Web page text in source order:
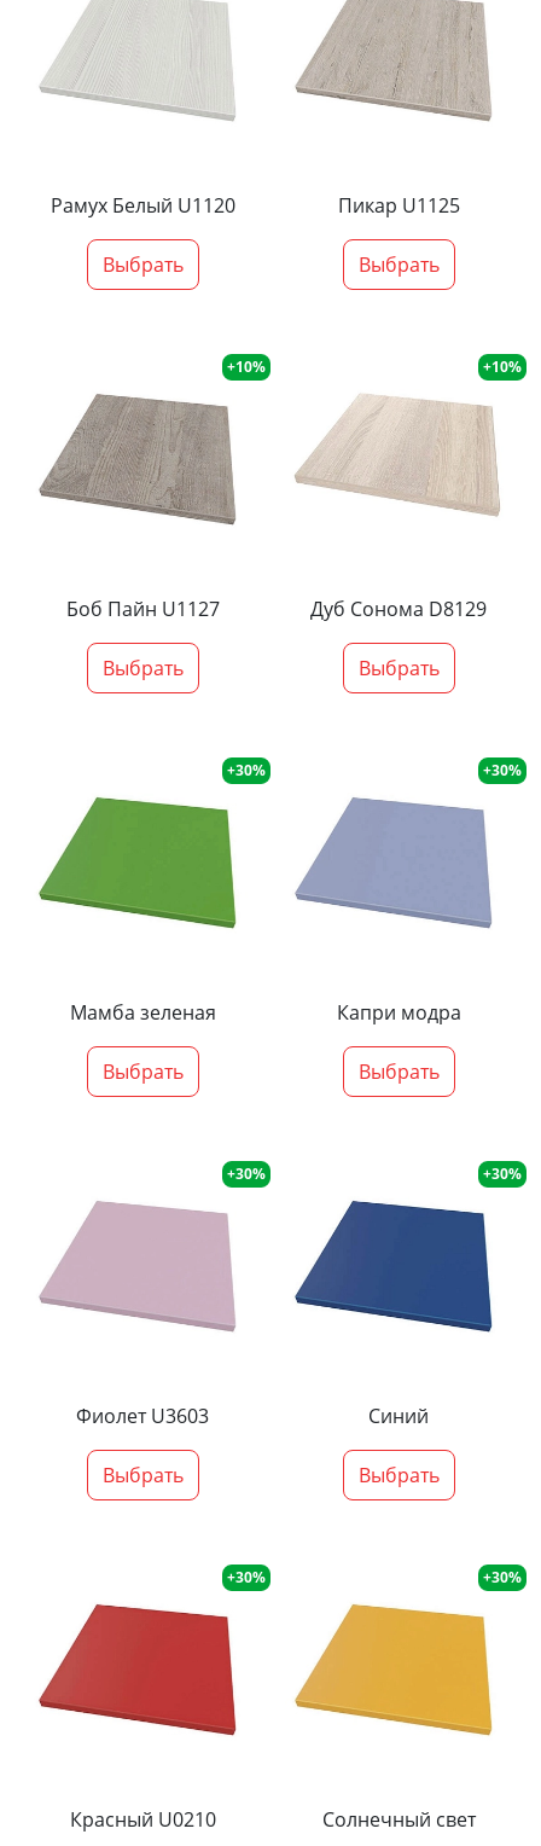
Рамух Белый U1120
Выбрать
Пикар U1125
Выбрать
+10%
Боб Пайн U1127
Выбрать
+10%
Дуб Сонома D8129
Выбрать
+30%
Мамба зеленая
Выбрать
+30%
Капри модра
Выбрать
+30%
Фиолет U3603
Выбрать
+30%
Синий
Выбрать
+30%
Красный U0210
+30%
Солнечный свет